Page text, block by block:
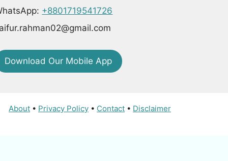
+8801719541726
Download Our Mobile App
About • Privacy Policy • Contact • Disclaimer